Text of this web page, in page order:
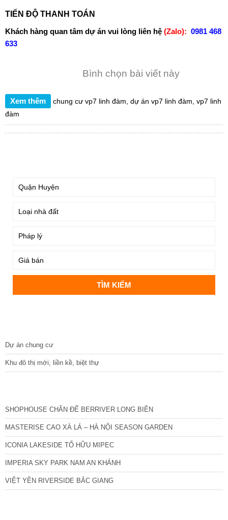
TIẾN ĐỘ THANH TOÁN
Khách hàng quan tâm dự án vui lòng liên hệ (Zalo): 0981 468
633
Bình chọn bài viết này
Xem thêm chung cư vp7 linh đàm dự án vp7 linh đàm vp7 linh
đàm
Dự án chung cư
Khu đô thị mới, liền kề, biệt thự
SHOPHOUSE CHÂN ĐẾ BERRIVER LONG BIÊN
MASTERISE CAO XÀ LÁ – HÀ NỘI SEASON GARDEN
ICONIA LAKESIDE TỐ HỮU MIPEC
IMPERIA SKY PARK NAM AN KHÁNH
VIỆT YÊN RIVERSIDE BẮC GIANG